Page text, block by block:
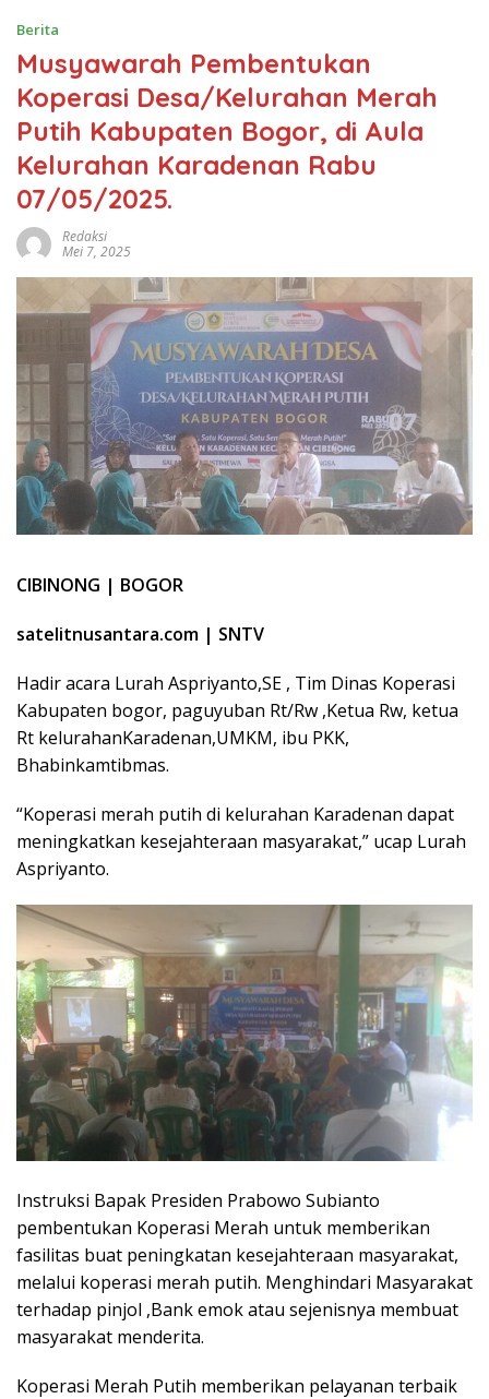
Berita
Musyawarah Pembentukan
Koperasi Desa/Kelurahan Merah
Putih Kabupaten Bogor, di Aula
Kelurahan Karadenan Rabu
07/05/2025.
Redaksi
Mei 7, 2025
CIBINONG | BOGOR
satelitnusantara.com | SNTV
Hadir acara Lurah Aspriyanto,SE , Tim Dinas Koperasi
Kabupaten bogor, paguyuban Rt/Rw ,Ketua Rw, ketua
Rt kelurahanKaradenan,UMKM, ibu PKK,
Bhabinkamtibmas.
“Koperasi merah putih di kelurahan Karadenan dapat
meningkatkan kesejahteraan masyarakat,” ucap Lurah
Aspriyanto.
Instruksi Bapak Presiden Prabowo Subianto
pembentukan Koperasi Merah untuk memberikan
fasilitas buat peningkatan kesejahteraan masyarakat,
melalui koperasi merah putih. Menghindari Masyarakat
terhadap pinjol ,Bank emok atau sejenisnya membuat
masyarakat menderita.
Koperasi Merah Putih memberikan pelayanan terbaik